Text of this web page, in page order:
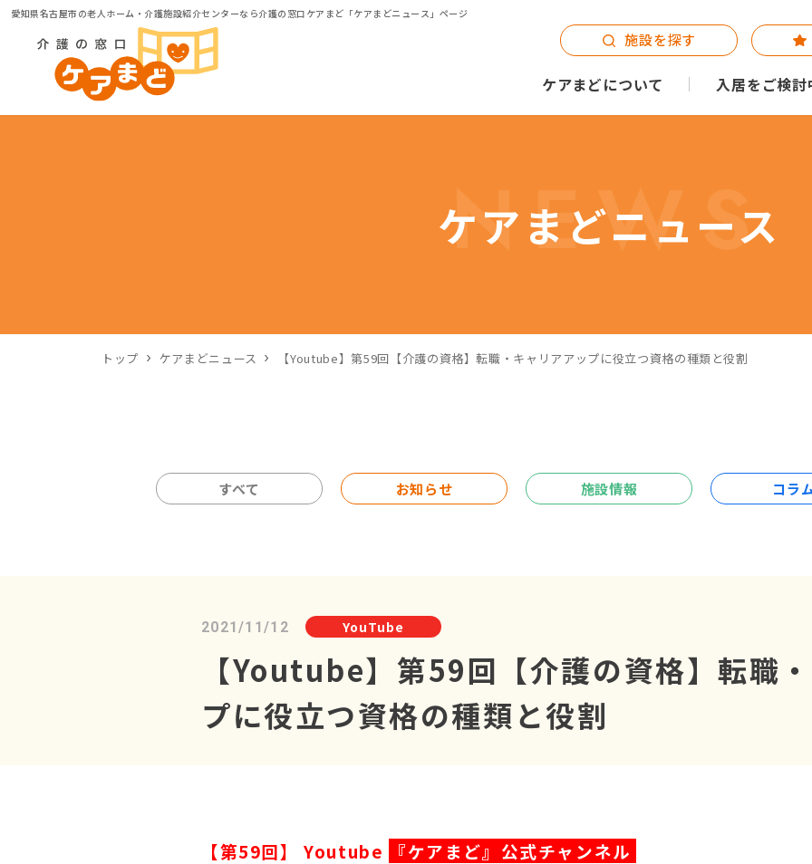
愛知県名古屋市の老人ホーム・介護施設紹介センターなら介護の窓口ケアまど「ケアまどニュース」ページ
ケアまどについて 入居をご検
施設を探す
NEWS
ケアまどニュース
トップ ケアまどニュース 【Youtube】第59回【介護の資格】転職・キャリアアップに役立つ資格の種類と役割
すべて お知らせ 施設情報 コラ
2021/11/12 YouTube
【Youtube】第59回【介護の資格】転職
プに役立つ資格の種類と役割
【第59回】 Youtube 『ケアまど』公式チャンネル